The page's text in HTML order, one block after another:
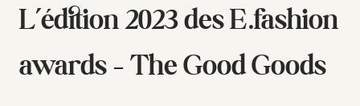
L’édition 2023 des E.fashion
awards – The Good Goods